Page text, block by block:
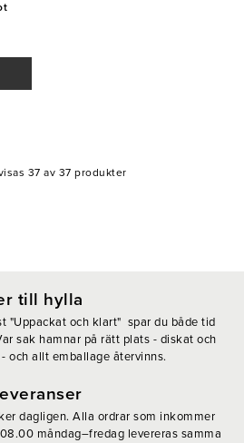
37 av 37 produkter
till hylla
"Uppackat och klart" spar du både tid
sak hamnar på rätt plats - diskat och
och allt emballage återvinns.
dagligen. Alla ordrar som inkommer
måndag–fredag levereras samma